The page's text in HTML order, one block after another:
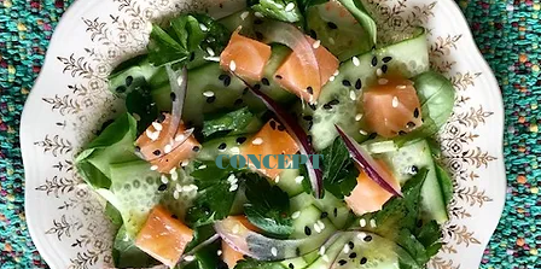
CONCEPT